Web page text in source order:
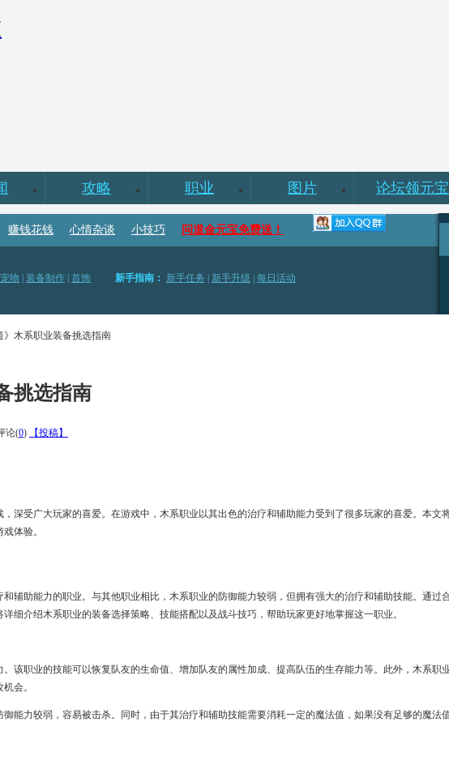
攻略 职业 图片 论坛领元宝
赚钱花钱 心情杂谈 小技巧 问道金元宝免费送！
宠物 装备制作 首饰 新手指南： 新手任务 新手升级 每日活动
》木系职业装备挑选指南
挑选指南
论(0)
【投稿】
，深受广大玩家的喜爱。在游戏中，木系职业以其出色的治疗和辅助能力受到了很多玩家的喜爱。本文
体验。
和辅助能力的职业。与其他职业相比，木系职业的防御能力较弱，但拥有强大的治疗和辅助技能。通过
细介绍木系职业的装备选择策略、技能搭配以及战斗技巧，帮助玩家更好地掌握这一职业。
该职业的技能可以恢复队友的生命值、增加队友的属性加成、提高队伍的生存能力等。此外，木系职
会。
能力较弱，容易被击杀。同时，由于其治疗和辅助技能需要消耗一定的魔法值，如果没有足够的魔法